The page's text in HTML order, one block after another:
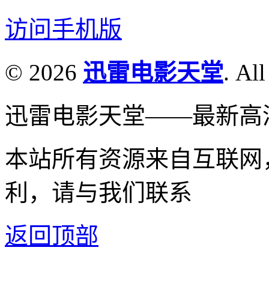
访问手机版
© 2026 迅雷电影天堂. All
迅雷电影天堂——最新高
本站所有资源来自互联
利，请与我们联系
返回顶部